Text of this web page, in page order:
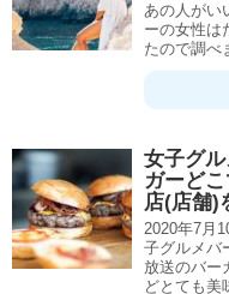
あの人がい
ーの女性は
たので調べ
女子グ
ガーど
店(店舗)
2020年7月
子グルメバ
放送のバー
どとても美